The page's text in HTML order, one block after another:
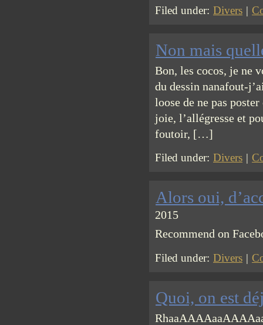
Filed under: Divers |
Non mais
Bon, les cocos, je ne
du dessin nanafout-
loose de ne pas
joie, l’allégresse et
foutoir, […]
Filed under: Divers |
Alors oui,
2015
Recommend on
Filed under: Divers |
Quoi, on est